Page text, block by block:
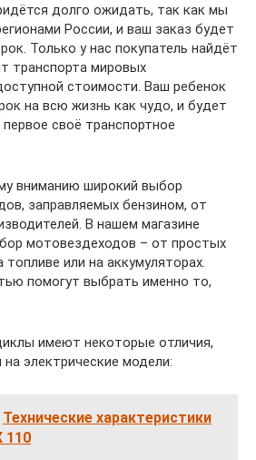
долго ожидать, так как мы
России, и ваш заказ будет
Только у нас покупатель найдёт
транспорта мировых
стоимости. Ваш ребенок
на всю жизнь как чудо, и будет
своё транспортное
вниманию широкий выбор
заправляемых бензином, от
В нашем магазине
мотовездеходов – от простых
или на аккумуляторах.
помогут выбрать именно то,
имеют некоторые отличия,
электрические модели:
Технические характеристики
110